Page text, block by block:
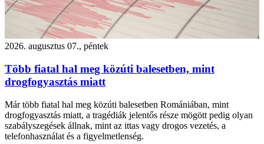
2026. augusztus 07., péntek
Több fiatal hal meg közúti balesetben, mint
drogfogyasztás miatt
Már több fiatal hal meg közúti balesetben Romániában, mint
drogfogyasztás miatt, a tragédiák jelentős része mögött pedig olyan
szabályszegések állnak, mint az ittas vagy drogos vezetés, a
telefonhasználat és a figyelmetlenség.